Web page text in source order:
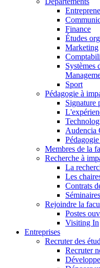
Finance
Études
Marketing
Systèmes
Sport
Pédagogie à
Signature
Audencia
Membres de la
Recherche à
La
Les
Contrats
Rejoindre la
Postes
Visiting In
Entreprises
Recruter des
Recruter